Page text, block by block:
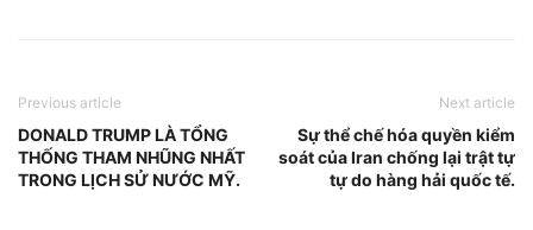
Previous article
DONALD TRUMP LÀ TỔNG
THỐNG THAM NHŨNG NHẤT
TRONG LỊCH SỬ NƯỚC MỸ.
Next article
Sự thể chế hóa quyền kiểm
soát của Iran chống lại trật tự
tự do hàng hải quốc tế.